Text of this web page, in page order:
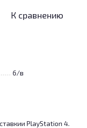
К сравнению
б/в
PlayStation 4.